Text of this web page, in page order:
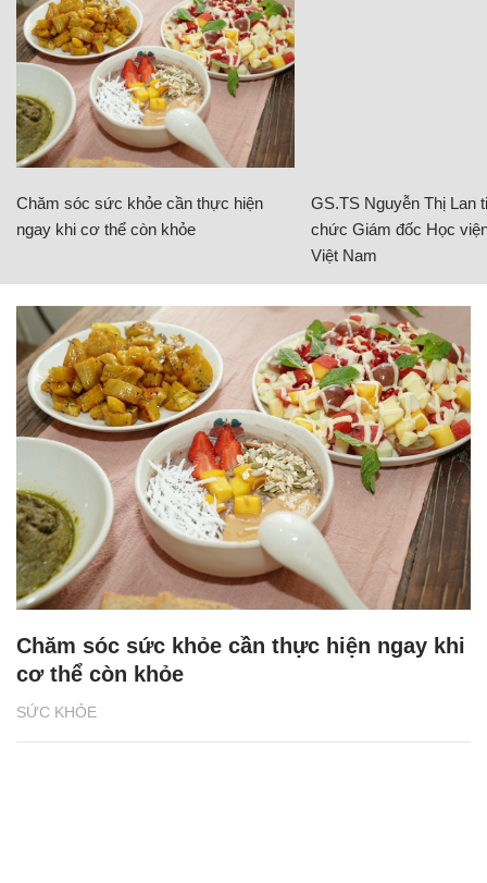
Chăm sóc sức khỏe cần thực hiện
ngay khi cơ thể còn khỏe
GS.TS Nguyễn Thị Lan
chức Giám đốc Học
Việt Nam
SỨC KHỎE
Chăm sóc sức khỏe cần thực hiện ngay khi
cơ thể còn khỏe